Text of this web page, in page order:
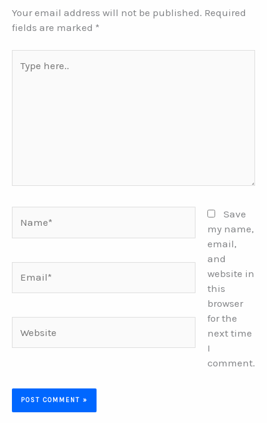
Your email address will not be published. Required
fields are marked *
here..
Save
my name,
email,
and
website in
this
browser
for the
next time
I
comment.